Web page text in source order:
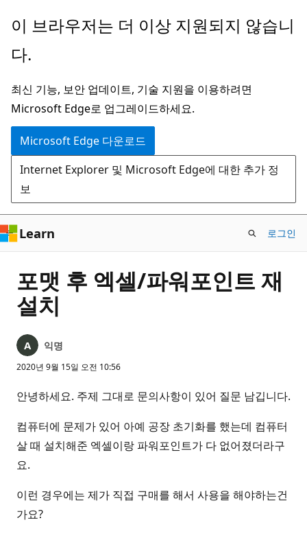
주
콘
츠
로
건
너
뛰
기
이 브라우저는 더 이상 지원되지 않습니
다.
최신 기능, 보안 업데이트, 기술 지원을 이용하려면
Microsoft Edge로 업그레이드하세요.
Microsoft Edge 다운로드
Internet Explorer 및 Microsoft Edge에 대한 추가 정
보
Learn 로그인
포맷 후 엑셀/파워포인트 재
설치
익명
2020년 9월 15일 오전 10:56
안녕하세요. 주제 그대로 문의사항이 있어 질문 남깁니다.
컴퓨터에 문제가 있어 아예 공장 초기화를 했는데 컴퓨터
살 때 설치해준 엑셀이랑 파워포인트가 다 없어졌더라구
요.
이런 경우에는 제가 직접 구매를 해서 사용을 해야하는건
가요?